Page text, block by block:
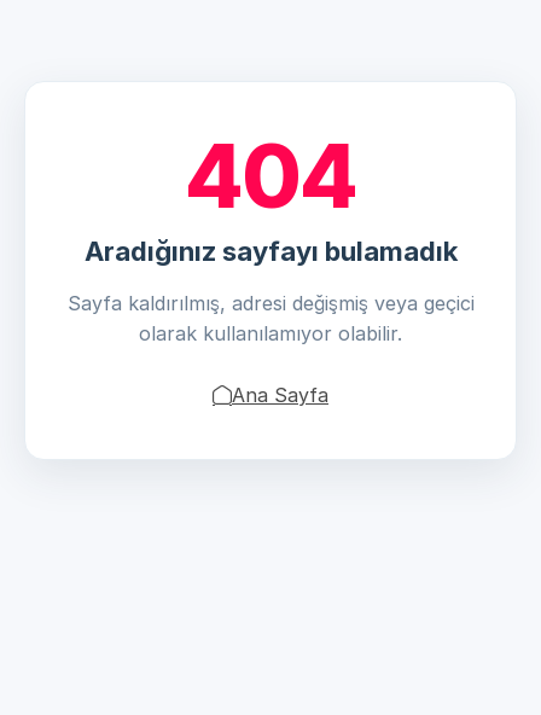
404
Aradığınız sayfayı bulamadık
Sayfa kaldırılmış, adresi değişmiş veya geçici
olarak kullanılamıyor olabilir.
Ana Sayfa